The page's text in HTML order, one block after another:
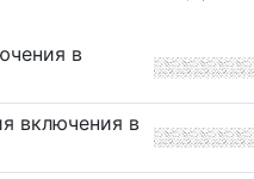
в
включения в